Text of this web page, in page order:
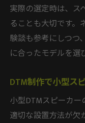
実際の選定時は、ス
ることも大切です。
験談も参考にしつつ
に合ったモデルを選
DTM制作で小型ス
小型DTMスピーカー
適切な設置方法が欠